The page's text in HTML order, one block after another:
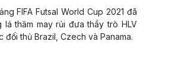
FIFA Futsal World Cup 2021 đã
thăm may rủi đưa thầy trò HLV
đối thủ Brazil, Czech và Panama.